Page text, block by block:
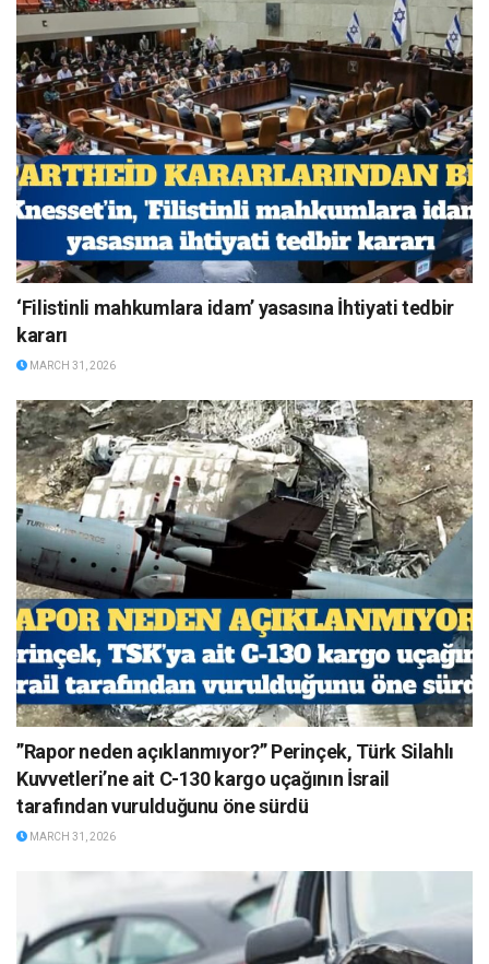
‘Filistinli mahkumlara idam’ yasasına İhtiyati tedbir
kararı
MARCH 31, 2026
”Rapor neden açıklanmıyor?” Perinçek, Türk Silahlı
Kuvvetleri’ne ait C-130 kargo uçağının İsrail
tarafından vurulduğunu öne sürdü
MARCH 31, 2026